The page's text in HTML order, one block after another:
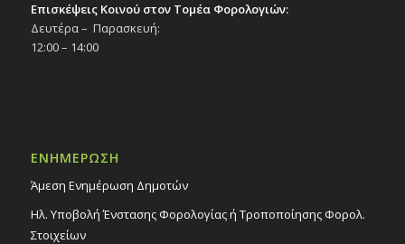
Επισκέψεις Κοινού στον Τομέα Φορολογιών:
Δευτέρα – Παρασκευή:
12:00 – 14:00
ΕΝΗΜΕΡΩΣΗ
Άμεση Ενημέρωση Δημοτών
Ηλ. Υποβολή Ένστασης Φορολογίας ή Τροποποίησης Φορολ.
Στοιχείων